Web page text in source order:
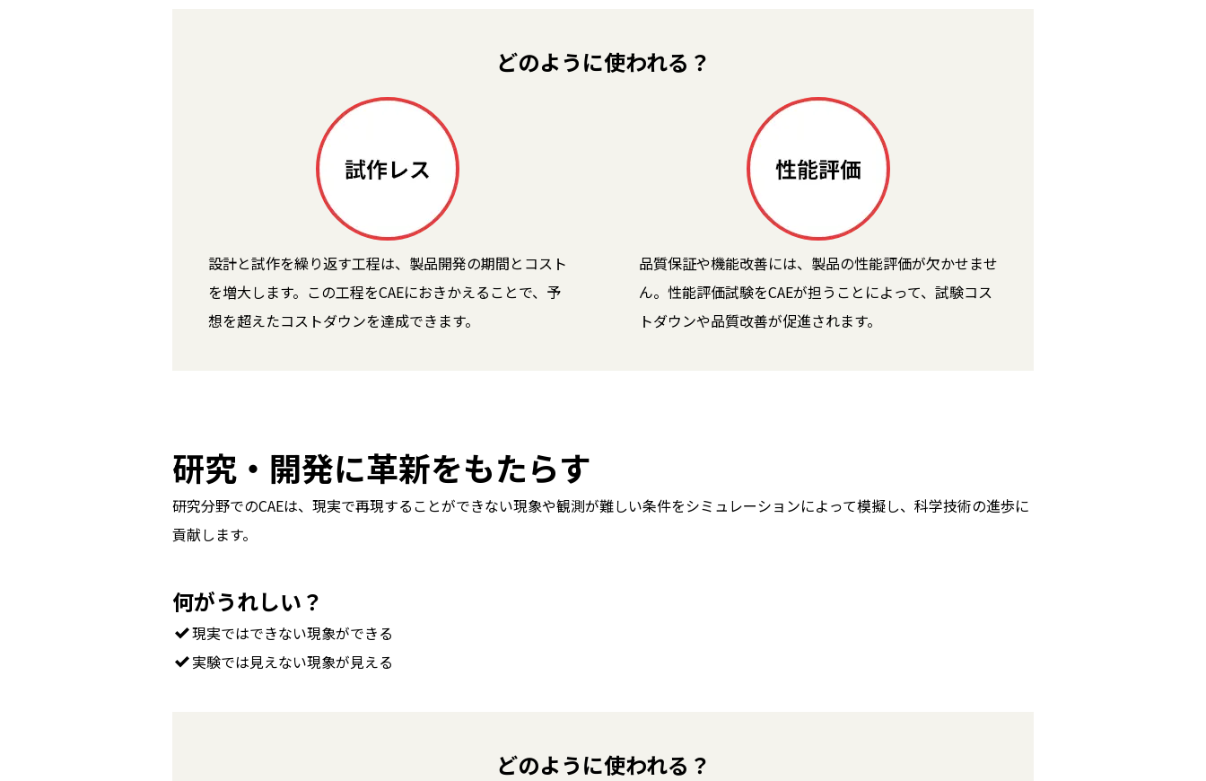
どのように使われる？
設計と試作を繰り返す工程は、製品開発の期間とコスト
を増大します。この工程をCAEにおきかえることで、予
想を超えたコストダウンを達成できます。
品質保証や機能改善には、製品の性能評価が欠かせませ
ん。性能評価試験をCAEが担うことによって、試験コス
トダウンや品質改善が促進されます。
研究・開発に革新をもたらす
研究分野でのCAEは、現実で再現することができない現象や観測が難しい条件をシミュレーションによって模擬し、科学技術の進歩に
貢献します。
何がうれしい？
現実ではできない現象ができる
実験では見えない現象が見える
どのように使われる？